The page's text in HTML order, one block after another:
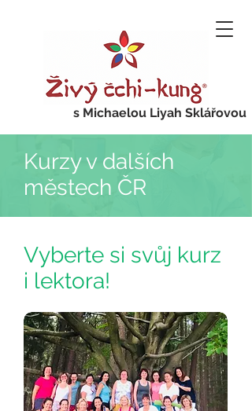
s Michaelou Liyah Sklářovou
Kurzy v dalších
městech ČR
Vyberte si svůj kurz
i lektora!